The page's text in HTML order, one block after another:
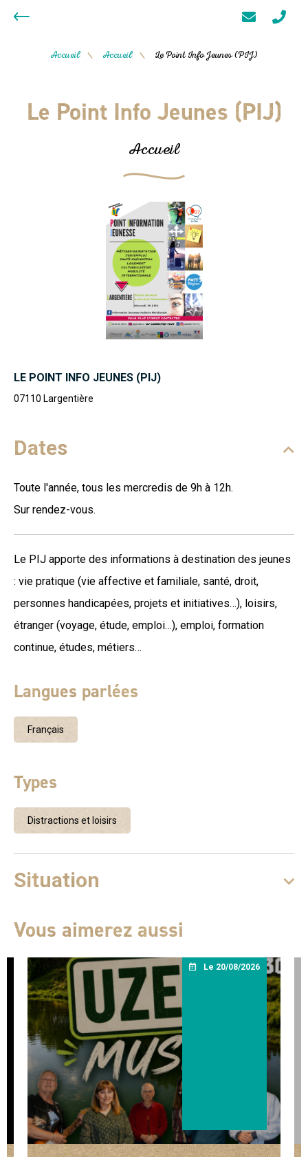
Accueil / Accueil / Le Point Info Jeunes (PIJ)
Le Point Info Jeunes (PIJ)
Accueil
LE POINT INFO JEUNES (PIJ)
07110 Largentière
Dates
Toute l'année, tous les mercredis de 9h à 12h.
Sur rendez-vous.
Le PIJ apporte des informations à destination des jeunes
: vie pratique (vie affective et familiale, santé, droit,
personnes handicapées, projets et initiatives…), loisirs,
étranger (voyage, étude, emploi…), emploi, formation
continue, études, métiers…
Langues parlées
Français
Types
Distractions et loisirs
Situation
Vous aimerez aussi
Le 20/08/2026